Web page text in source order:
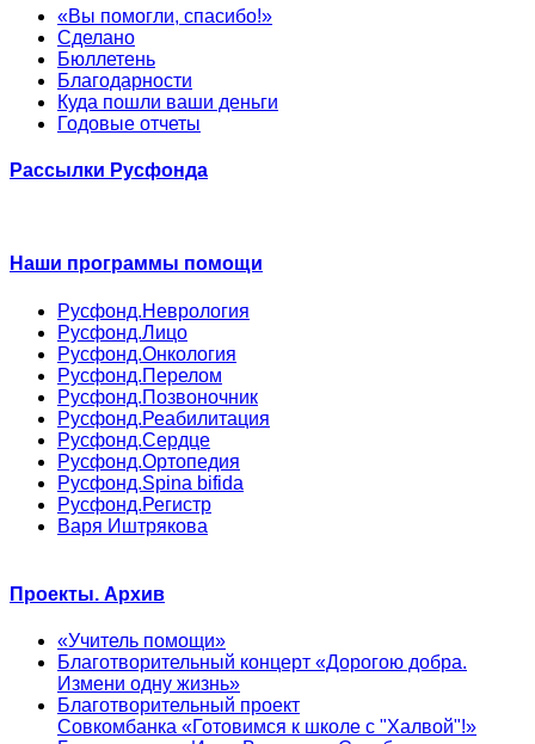
«Вы помогли, спасибо!»
Сделано
Бюллетень
Благодарности
Куда пошли ваши деньги
Годовые отчеты
Рассылки Русфонда
Наши программы помощи
Русфонд.Неврология
Русфонд.Лицо
Русфонд.Онкология
Русфонд.Перелом
Русфонд.Позвоночник
Русфонд.Реабилитация
Русфонд.Сердце
Русфонд.Ортопедия
Русфонд.Spina bifida
Русфонд.Регистр
Варя Иштрякова
Проекты. Архив
«Учитель помощи»
Благотворительный концерт «Дорогою добра.
Измени одну жизнь»
Благотворительный проект
Совкомбанка «Готовимся к школе с "Халвой"!»